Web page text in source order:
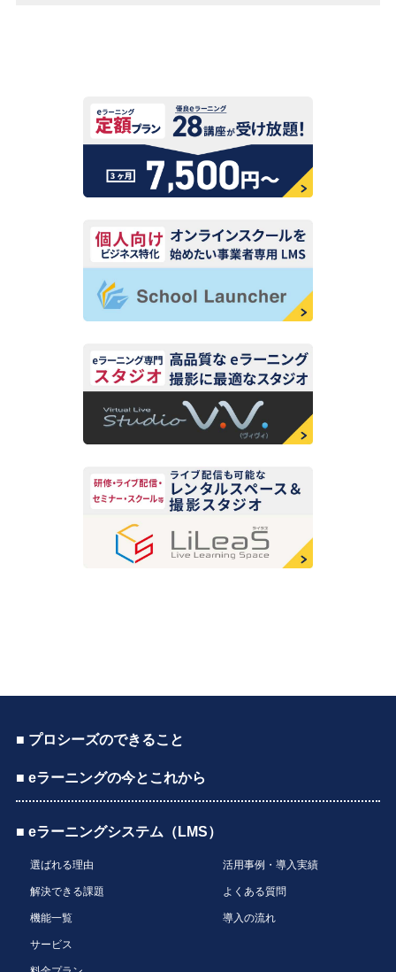
■ プロシーズのできること
■ eラーニングの今とこれから
■ eラーニングシステム（LMS）
選ばれる理由
解決できる課題
機能一覧
サービス
活用事例・導入実績
よくある質問
導入の流れ